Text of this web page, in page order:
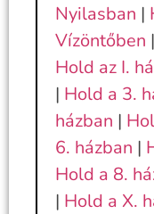
Nyilasban |
Vízöntőben |
Hold az I.
| Hold a 3.
házban |
6. házban |
Hold a 8.
| Hold a X.